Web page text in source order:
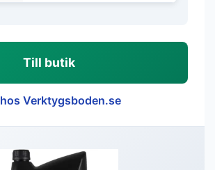
Till butik
Verktygsboden.se